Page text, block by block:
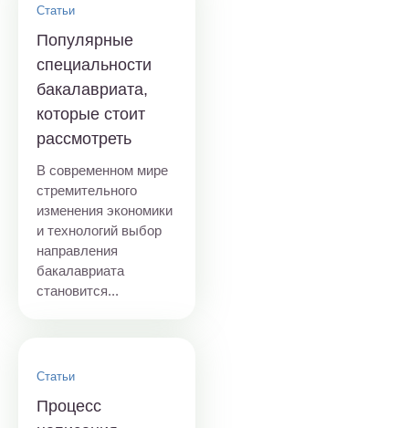
Статьи
Популярные
специальности
бакалавриата,
которые стоит
рассмотреть
В современном мире
стремительного
изменения экономики
и технологий выбор
направления
бакалавриата
становится...
Статьи
Процесс